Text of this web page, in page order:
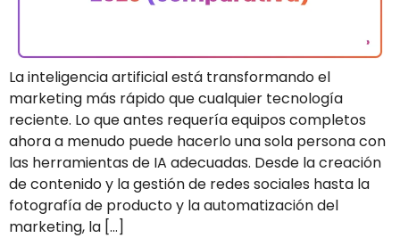
La inteligencia artificial está transformando el
marketing más rápido que cualquier tecnología
reciente. Lo que antes requería equipos completos
ahora a menudo puede hacerlo una sola persona con
las herramientas de IA adecuadas. Desde la creación
de contenido y la gestión de redes sociales hasta la
fotografía de producto y la automatización del
marketing, la […]